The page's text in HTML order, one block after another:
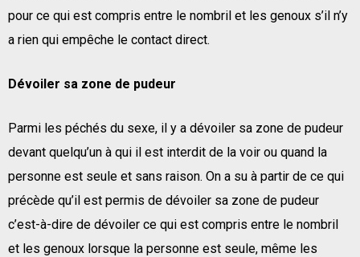
pour ce qui est compris entre le nombril et les genoux s’il n’y
a rien qui empêche le contact direct.
Dévoiler sa zone de pudeur
Parmi les péchés du sexe, il y a dévoiler sa zone de pudeur
devant quelqu’un à qui il est interdit de la voir ou quand la
personne est seule et sans raison. On a su à partir de ce qui
précède qu’il est permis de dévoiler sa zone de pudeur
c’est-à-dire de dévoiler ce qui est compris entre le nombril
et les genoux lorsque la personne est seule, même les